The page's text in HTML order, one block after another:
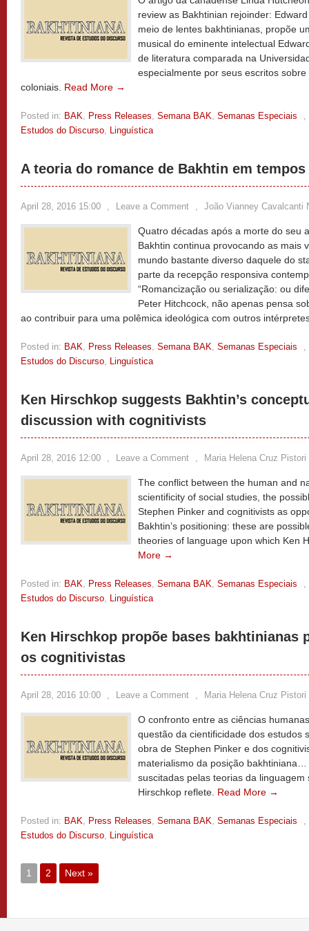
review as Bakhtinian rejoinder:
meio de lentes bakhtinianas, propõe
musical do eminente intelectual
de literatura comparada na
especialmente por seus escritos
coloniais. Read More →
Posted in: BAK, Press Releases, Semana BAK, Semanas Especiais
,
Estudos do Discurso, Linguística
A teoria do romance de Bakhtin em
April 28, 2016 15:00 , Leave a Comment , João Vianney Cavalcanti
Quatro décadas após a morte do seu
Bakhtin continua provocando as mais
mundo bastante diverso daquele do
parte da recepção responsiva
“Romancização ou serialização: ou
Peter Hitchcock, não apenas pensa
ao contribuir para uma polêmica ideológica com outros
Posted in: BAK, Press Releases, Semana BAK, Semanas Especiais
,
Estudos do Discurso, Linguística
Ken Hirschkop suggests Bakhtin’s
discussion with cognitivists
April 28, 2016 12:00 , Leave a Comment , Maria Helena Cruz Pistori
The conflict between the human and
scientificity of social studies, the
Stephen Pinker and cognitivists as
Bakhtin’s positioning: these are
theories of language upon which Ken
More →
Posted in: BAK, Press Releases, Semana BAK, Semanas Especiais
,
Estudos do Discurso, Linguística
Ken Hirschkop propõe bases bakhtinianas
os cognitivistas
April 28, 2016 10:00 , Leave a Comment , Maria Helena Cruz Pistori
O confronto entre as ciências
questão da cientificidade dos estudos
obra de Stephen Pinker e dos
materialismo da posição
suscitadas pelas teorias da
Hirschkop reflete. Read More →
Posted in: BAK, Press Releases, Semana BAK, Semanas Especiais
,
Estudos do Discurso, Linguística
1 2 Next »